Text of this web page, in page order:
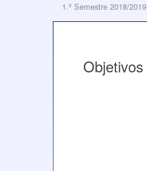
1.º Semestre 2018/2019
Objetivos